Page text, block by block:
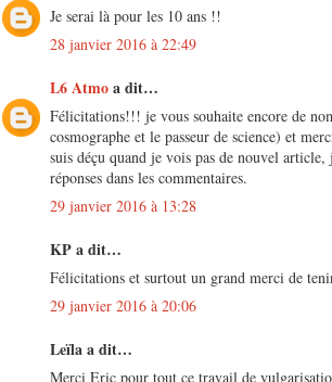
Je serai là pour les 10 ans !!
28 janvier 2016 à 22:49
L6 Atmoa dit…
Félicitations!!! je vous souhaite encore de
cosmographe et le passeur de science) et
suis déçu quand je vois pas de nouvel
réponses dans les commentaires.
29 janvier 2016 à 13:28
KP a dit…
Félicitations et surtout un grand merci de
29 janvier 2016 à 20:06
Leïla a dit…
Merci Eric pour tout ce travail de